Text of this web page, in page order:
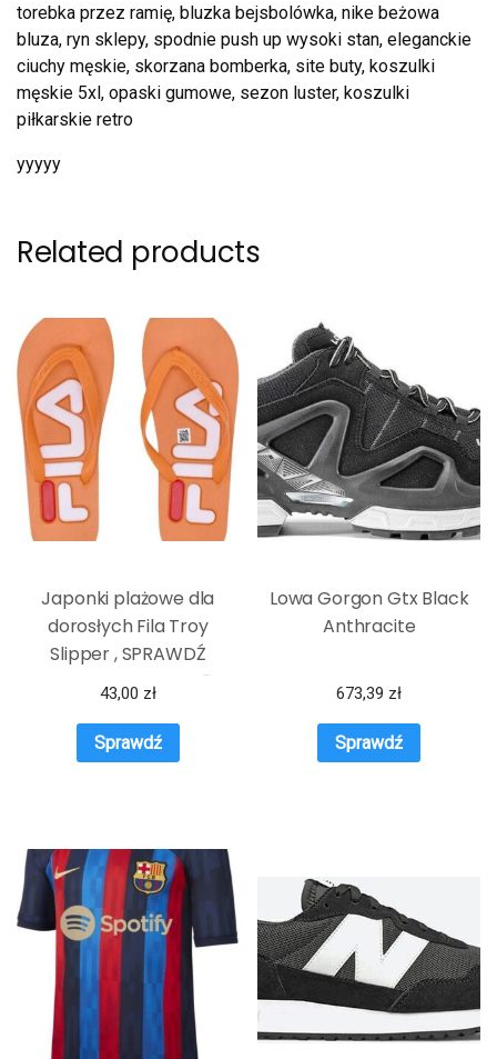
torebka przez ramię, bluzka bejsbolówka, nike beżowa
bluza, ryn sklepy, spodnie push up wysoki stan, eleganckie
ciuchy męskie, skorzana bomberka, site buty, koszulki
męskie 5xl, opaski gumowe, sezon luster, koszulki
piłkarskie retro
yyyyy
Related products
Japonki plażowe dla
dorosłych Fila Troy
Slipper , SPRAWDŹ
OKAZJE NA WIOSNĘ
43,00 zł
Sprawdź
Lowa Gorgon Gtx Black
Anthracite
673,39 zł
Sprawdź